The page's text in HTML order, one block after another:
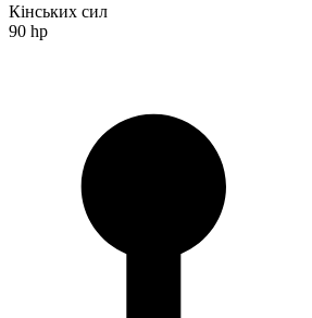
Кінських сил
90 hp